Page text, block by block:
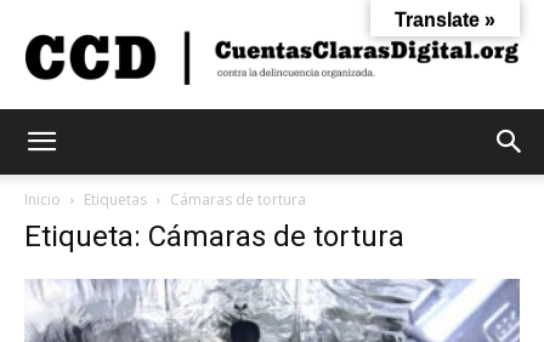
Inicio Etiquetas Cámaras de tortura
Etiqueta: Cámaras de tortura
Translate »